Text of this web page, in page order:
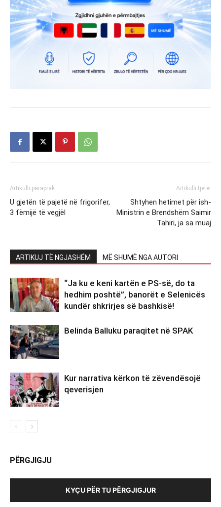
Artikulli paraprak
U gjetën të pajetë në frigorifer,
3 fëmijë të vegjël
Artikulli tjetër
Shtyhen hetimet për ish-
Ministrin e Brendshëm Saimir
Tahiri, ja sa muaj
ARTIKUJ TË NGJASHËM MË SHUMË NGA AUTORI
“Ja ku e keni kartën e PS-së, do ta
hedhim poshtë”, banorët e Selenicës
kundër shkrirjes së bashkisë!
Belinda Balluku paraqitet në SPAK
Kur narrativa kërkon të zëvendësojë
qeverisjen
PËRGJIGJU
KYÇU PËR TU PËRGJIGJUR